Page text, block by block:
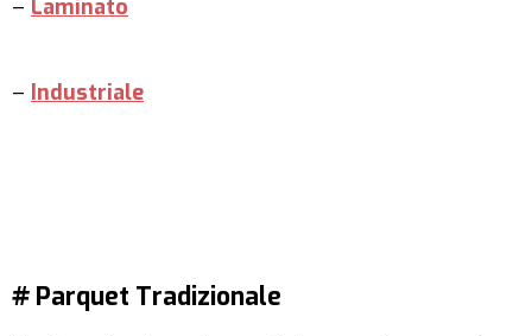
– Laminato
– Industriale
# Parquet Tradizionale